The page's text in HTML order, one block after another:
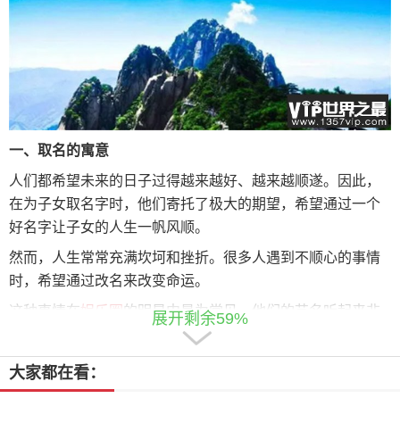
一、取名的寓意
人们都希望未来的日子过得越来越好、越来越顺遂。因此，
在为子女取名字时，他们寄托了极大的期望，希望通过一个
好名字让子女的人生一帆风顺。
然而，人生常常充满坎坷和挫折。很多人遇到不顺心的事情
时，希望通过改名来改变命运。
这种事情在 娱乐圈的明星中最为常见。他们的艺名听起来非
常高大上，咬字清晰，但是仔细查询原名时，会发现原名听
起来相当普通。
与人类相似，许多地方也希望通过改名来改变自身的发展。
展开剩余59%
大家都在看：